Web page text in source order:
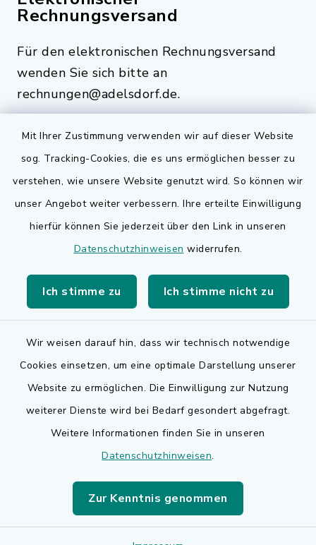
Mit Ihrer Zustimmung verwenden wir auf dieser Website
sog. Tracking-Cookies, die es uns ermöglichen besser zu
verstehen, wie unsere Website genutzt wird. So können wir
unser Angebot weiter verbessern. Ihre erteilte Einwilligung
hierfür können Sie jederzeit über den Link in unseren
Datenschutzhinweisen widerrufen.
Ich stimme zu Ich stimme nicht zu
Wir weisen darauf hin, dass wir technisch notwendige
Cookies einsetzen, um eine optimale Darstellung unserer
Website zu ermöglichen. Die Einwilligung zur Nutzung
weiterer Dienste wird bei Bedarf gesondert abgefragt.
Weitere Informationen finden Sie in unseren
Datenschutzhinweisen.
Zur Kenntnis genommen
Rechnungsversand
Für den elektronischen Rechnungsversand
wenden Sie sich bitte an
rechnungen@adelsdorf.de.
Quicklinks
Bauen in Adelsdorf
BayernPortal
Landkreis Erlangen-Höchstadt
Barrierefreiheit
Impressum